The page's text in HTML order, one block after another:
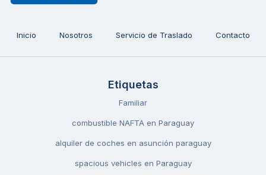
Inicio Nosotros Servicio de Traslado Contacto
Etiquetas
Familiar
combustible NAFTA en Paraguay
alquiler de coches en asunción paraguay
spacious vehicles en Paraguay